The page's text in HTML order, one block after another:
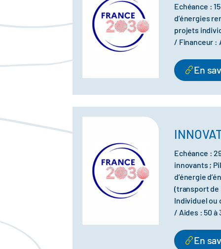
Echéance :
d’énergies
projets
/ Financeur :
En
Echéance :
innovants ;
d’énergie
(transport de
Individuel ou
/ Aides : 50 à
En